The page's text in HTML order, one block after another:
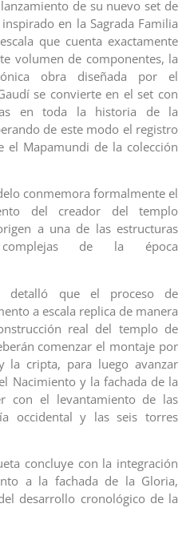
de su nuevo set de
en la Sagrada Familia
que cuenta exactamente
volumen de componentes, la
obra diseñada por el
se convierte en el set con
en toda la historia de la
de este modo el registro
el Mapamundi de la colección
conmemora formalmente el
del creador del templo
a una de las estructuras
complejas de la época
detalló que el proceso de
a escala replica de manera
real del templo de
comenzar el montaje por
la cripta, para luego avanzar
Nacimiento y la fachada de la
con el levantamiento de las
occidental y las seis torres
concluye con la integración
a la fachada de la Gloria,
desarrollo cronológico de la